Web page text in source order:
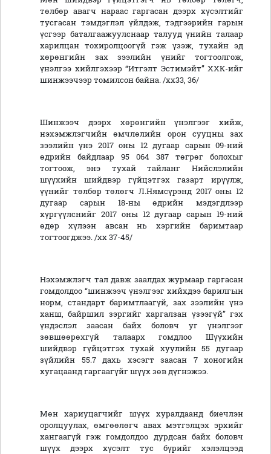
төлбөр авагч нараас гаргасан дээрх хүсэлтийг
тусгасан тэмдэглэл үйлдэж, тэдгээрийн гарын
үсгээр баталгаажуулснаар талууд үнийн талаар
харилцан тохиролцоогүй гэж үзэж, тухайн эд
хөрөнгийн зах зээлийн үнийг тогтоолгож,
үнэлгээ хийлгэхээр “Итгэлт Эстимэйт” ХХК-ийг
шинжээчээр томилсон байна. /хх33, 36/
Шинжээч дээрх хөрөнгийн үнэлгээг хийж,
нэхэмжлэгчийн өмчлөлийн орон сууцны зах
зээлийн үнэ 2017 оны 12 дугаар сарын 09-ний
өдрийн байдлаар 95 064 387 төгрөг болохыг
тогтоож, энэ тухай тайланг Нийслэлийн
шүүхийн шийдвэр гүйцэтгэх газарт ирүүлж,
үүнийг төлбөр төлөгч Л.Нямсүрэнд 2017 оны 12
дугаар сарын 18-ны өдрийн мэдэгдлээр
хүргүүлснийг 2017 оны 12 дугаар сарын 19-ний
өдөр хүлээн авсан нь хэргийн баримтаар
тогтоогджээ. /хх 37-45/
Нэхэмжлэгч тал давж заалдах журмаар гаргасан
гомдолдоо “шинжээч үнэлгээг хийхдээ барилгын
норм, стандарт баримтлаагүй, зах зээлийн үнэ
ханш, байршил зэргийг харгалзан үзээгүй” гэх
үндэслэл заасан байх боловч уг үнэлгээг
зөвшөөрөхгүй талаарх гомдлоо Шүүхийн
шийдвэр гүйцэтгэх тухай хуулийн 55 дугаар
зүйлийн 55.7 дахь хэсэгт заасан 7 хоногийн
хугацаанд гаргаагүйг шүүх зөв дүгнэжээ.
Мөн хариуцагчийг шүүх хуралдаанд биечлэн
оролцуулах, өмгөөлөгч авах мэтгэлцэх эрхийг
хангаагүй гэж гомдолдоо дурдсан байх боловч
шүүх дээрх хүсэлт тус бүрийг хэлэлцээд